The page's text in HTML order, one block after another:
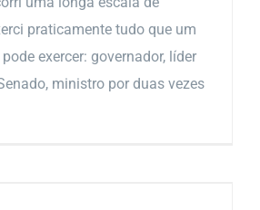
praticamente tudo que um
exercer: governador, líder
ministro por duas vezes